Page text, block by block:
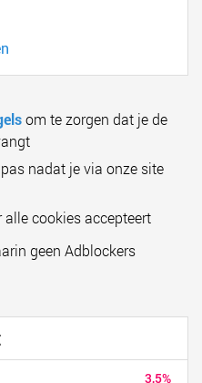
om te zorgen dat je de
nadat je via onze site
cookies accepteert
geen Adblockers
3,5%